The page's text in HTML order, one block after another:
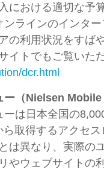
における適切な予
ンラインのインタ
の利用状況をすば
イトでもご覧いた
dcr.html
ー（Nielsen
ーは日本全国の
取得するアクセ
は異なり、実際の
やウェブサイトの